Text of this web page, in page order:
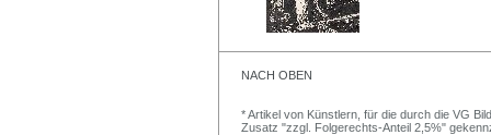
NACH OBEN
* Artikel von Künstlern, für die durch die VG
Zusatz "zzgl. Folgerechts-Anteil 2,5%"